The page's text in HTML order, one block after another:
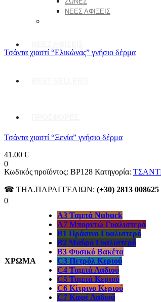
ΝΕΕΣ ΑΦΙΞΕΙΣ
0
0
Τσάντα χιαστί “Ελικώνας” γνήσιο δέρμα
Τσάντα χιαστί “Ξενία” γνήσιο δέρμα
41.00 €
Κωδικός προϊόντος: BP128 Κατηγορία:
☎ ΤΗΛ.ΠΑΡΑΓΓΕΛΙΩΝ: (+30) 2813 008625
ΧΡΩΜΑ
A3 Ταμπά Nubuck
A7 Μπορντώ Γυαλιστερό
B1 Πράσινο Γυαλιστερό
B2 Μαύρο Γυαλιστερό
B3 Φυσικό Βακέτα
C3 Πετρόλ Κεριού
C4 Ταμπά Λαδιού
C5 Ταμπά Κεριού
C6 Κίτρινο Κεριού
C7 Καφέ Λαδιού